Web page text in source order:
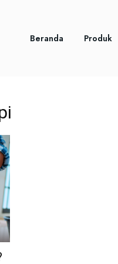
Beranda Produk